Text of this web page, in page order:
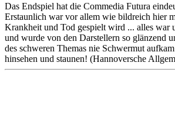
Das Endspiel hat die Commedia Futura
Erstaunlich war vor allem wie bildreich hier
Krankheit und Tod gespielt wird ... alles war
und wurde von den Darstellern so glänzend
des schweren Themas nie Schwermut
hinsehen und staunen! (Hannoversche